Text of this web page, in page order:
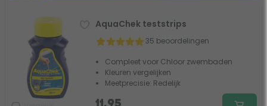
AquaChek teststrips
35 beoordelingen
Compleet voor Chloor zwembaden
Kleuren vergelijken
Meetprecisie: Redelijk